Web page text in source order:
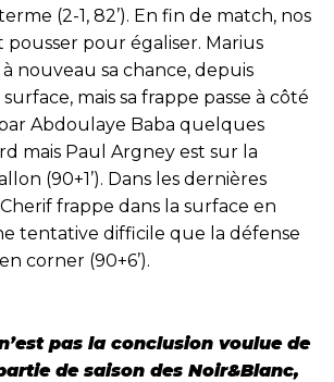
(2-1, 82’). En fin de match, nos
pousser pour égaliser. Marius
nouveau sa chance, depuis
mais sa frappe passe à côté
Abdoulaye Baba quelques
mais Paul Argney est sur la
(90+1’). Dans les dernières
frappe dans la surface en
tentative difficile que la défense
corner (90+6’).
pas la conclusion voulue de
de saison des Noir&Blanc,